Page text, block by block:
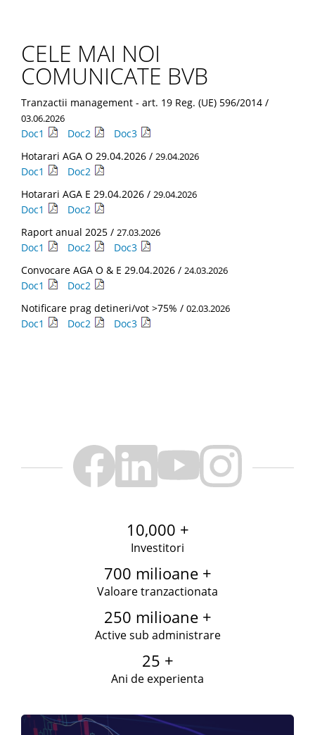
CELE MAI NOI
COMUNICATE BVB
Tranzactii management - art. 19 Reg. (UE) 596/2014 /
03.06.2026
Doc1 Doc2
Doc3
Hotarari AGA O 29.04.2026 / 29.04.2026
Doc1
Doc2
Hotarari AGA E 29.04.2026 / 29.04.2026
Doc1
Doc2
Raport anual 2025 / 27.03.2026
Doc1 Doc2
Doc3
Convocare AGA O & E 29.04.2026 / 24.03.2026
Doc1
Doc2
Notificare prag detineri/vot >75% / 02.03.2026
Doc1 Doc2 Doc3
10,000 +
Investitori
700 milioane +
Valoare tranzactionata
250 milioane +
Active sub administrare
25 +
Ani de experienta